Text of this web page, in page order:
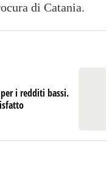
di Catania.
i redditi bassi.